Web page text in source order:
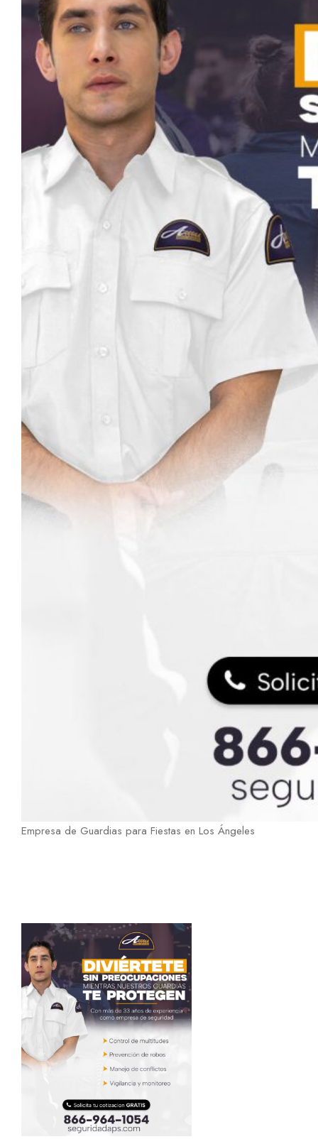
Empresa de Guardias para Fiestas en Los Ángeles